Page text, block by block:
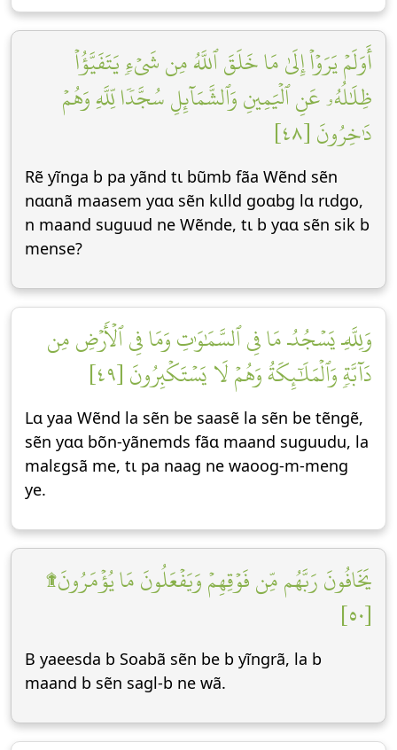
أَوَلَمۡ يَرَوۡاْ إِلَىٰ مَا خَلَقَ ٱللَّهُ مِن شَيۡءٖ يَتَفَيَّؤُاْ
ظِلَٰلُهُۥ عَنِ ٱلۡيَمِينِ وَٱلشَّمَآئِلِ سُجَّدٗا لِّلَّهِ وَهُمۡ
دَٰخِرُونَ [٤٨]
Rẽ yĩnga b pa yãnd tɩ bũmb fãa Wẽnd sẽn
nɑɑnã maasem yɑɑ sẽn kɩlld goɑbg lɑ rɩdgo,
n maand suguud ne Wẽnde, tɩ b yɑɑ sẽn sik b
mense?
وَلِلَّهِۤ يَسۡجُدُۤ مَا فِي ٱلسَّمَٰوَٰتِ وَمَا فِي ٱلۡأَرۡضِ مِن
دَآبَّةٖ وَٱلۡمَلَٰٓئِكَةُ وَهُمۡ لَا يَسۡتَكۡبِرُونَ [٤٩]
Lɑ yaa Wẽnd la sẽn be saasẽ la sẽn be tẽngẽ,
sẽn yɑɑ bõn-yãnemds fãɑ maand suguudu, la
malεgsã me, tɩ pa naag ne waoog-m-meng
ye.
يَخَافُونَ رَبَّهُم مِّن فَوۡقِهِمۡ وَيَفۡعَلُونَ مَا يُؤۡمَرُونَ۩
[٥٠]
B yaeesda b Soabã sẽn be b yĩngrã, la b
maand b sẽn sagl-b ne wã.